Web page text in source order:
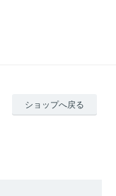
ショップへ戻る